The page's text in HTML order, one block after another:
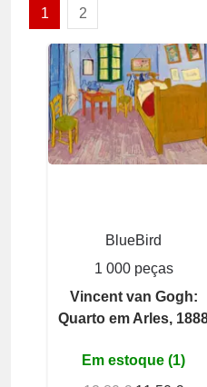
1 2
BlueBird
1 000 peças
Vincent van Gogh:
Quarto em Arles,
Em estoque (1)